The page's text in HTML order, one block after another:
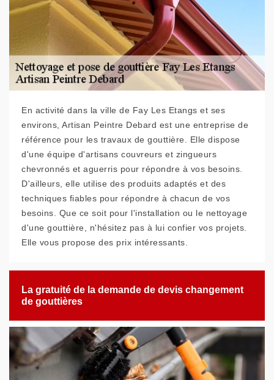
En activité dans la ville de Fay Les Etangs et ses
environs, Artisan Peintre Debard est une entreprise de
référence pour les travaux de gouttière. Elle dispose
d'une équipe d'artisans couvreurs et zingueurs
chevronnés et aguerris pour répondre à vos besoins.
D'ailleurs, elle utilise des produits adaptés et des
techniques fiables pour répondre à chacun de vos
besoins. Que ce soit pour l'installation ou le nettoyage
d'une gouttière, n'hésitez pas à lui confier vos projets.
Elle vous propose des prix intéressants.
La gratuité de la demande de devis changement
de gouttières